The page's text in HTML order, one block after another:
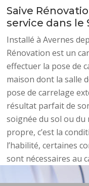
Saive
service dans le
Installé à Avernes
Rénovation est un
effectuer la pose de
maison dont la salle
pose de carrelage
résultat parfait de
soignée du sol ou
propre, c’est la
l’habilité, certaines
sont nécessaires au